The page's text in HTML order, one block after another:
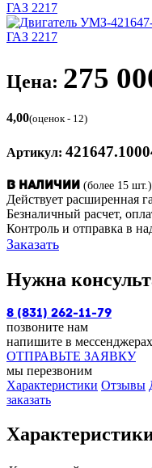
Цена: 275
4,00(оценок - 12)
Артикул:
В наличии (более 15 шт.)
Действует расширенная
Безналичный расчет,
Контроль и отправка в
Заказать
Нужна
8 (831) 262-11-79
позвоните нам
напишите в мессенджерах
ОТПРАВЬТЕ ЗАЯВКУ
мы перезвоним
Характеристики Отзывы
заказать